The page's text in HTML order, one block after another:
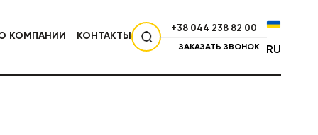
КОМПАНИИ КОНТАКТЫ
+38 044 238 82 00
ЗАКАЗАТЬ ЗВОНОК RU